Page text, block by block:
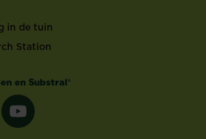
in de tuin
Station
en Substral®